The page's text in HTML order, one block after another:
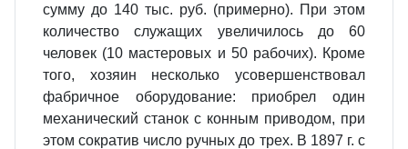
сумму до 140 тыс. руб. (примерно). При этом
количество служащих увеличилось до 60
человек (10 мастеровых и 50 рабочих). Кроме
того, хозяин несколько усовершенствовал
фабричное оборудование: приобрел один
механический станок с конным приводом, при
этом сократив число ручных до трех. В 1897 г. с